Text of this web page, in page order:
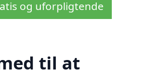
og uforpligtende
til at